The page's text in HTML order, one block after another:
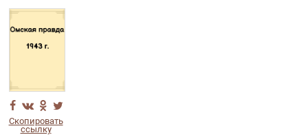
Скопировать
ссылку